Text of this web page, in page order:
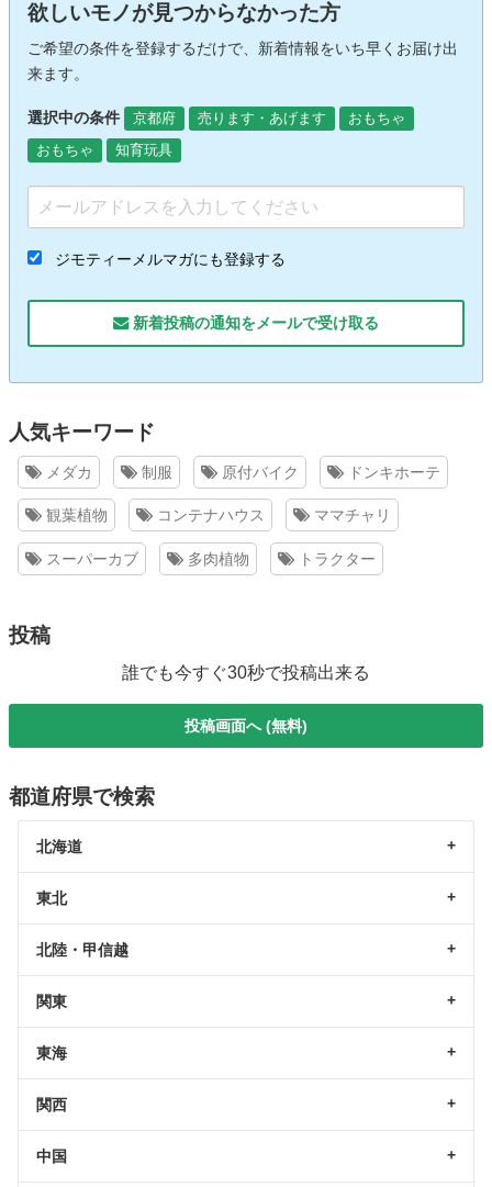
欲しいモノが見つからなかった方
ご希望の条件を登録するだけで、新着情報をいち早くお届け出
来ます。
選択中の条件 京都府 売ります・あげます
おもちゃ
おもちゃ
知育玩具
ジモティーメルマガにも登録する
新着投稿の通知をメールで受け取る
人気キーワード
メダカ 制服 原付バイク ドンキホーテ
観葉植物 コンテナハウス ママチャリ
スーパーカブ 多肉植物 トラクター
投稿
誰でも今すぐ30秒で投稿出来る
投稿画面へ (無料)
都道府県で検索
北海道
東北
北陸・甲信越
関東
東海
関西
中国